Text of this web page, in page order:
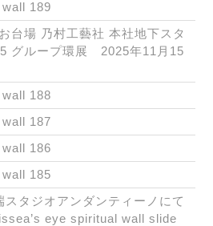
189
台場 乃村工藝社 本社地下スタ
グループ環展 2025年11月15
188
187
186
185
タジオアンダンティーノにて
eye spiritual wall slide